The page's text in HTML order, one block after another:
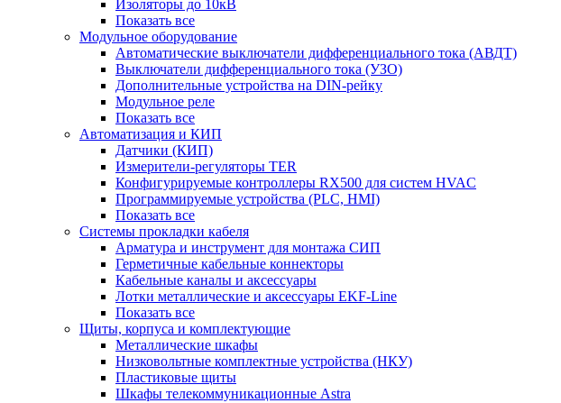
Изоляторы до 10кВ
Показать все
Модульное оборудование
Автоматические выключатели дифференциального тока (АВДТ)
Выключатели дифференциального тока (УЗО)
Дополнительные устройства на DIN-рейку
Модульное реле
Показать все
Автоматизация и КИП
Датчики (КИП)
Измерители-регуляторы TER
Конфигурируемые контроллеры RX500 для систем HVAC
Программируемые устройства (PLC, HMI)
Показать все
Системы прокладки кабеля
Арматура и инструмент для монтажа СИП
Герметичные кабельные коннекторы
Кабельные каналы и аксессуары
Лотки металлические и аксессуары EKF-Line
Показать все
Щиты, корпуса и комплектующие
Металлические шкафы
Низковольтные комплектные устройства (НКУ)
Пластиковые щиты
Шкафы телекоммуникационные Astra